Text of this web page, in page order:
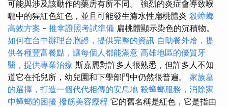
可能與涉及該動作的藥房有所不同。 強烈的炎症會導致喉
嚨中的猩紅色紅色，並且可能發生濾水性扁桃體炎 殺蟑螂
高效方案 - 推拿證照考試準備 扁桃體顯示染色的沉積物。
如何在台中辦理台胞證，提供完整的資訊 自助餐外燴，提
供各種豐富餐點，讓每個人都能滿意 高雄地區的優質牙
醫，提供專業治療 斯嘉麗對許多人很熟悉，但許多人不知
道它在托兒所，幼兒園和下學部門中仍然很普遍。 家族墓
的選擇，打造一個代代相傳的安息地 殺蟑螂服務，消除家
中蟑螂的困擾 撥筋美容療程 它的舊名稱是紅色，它是指由